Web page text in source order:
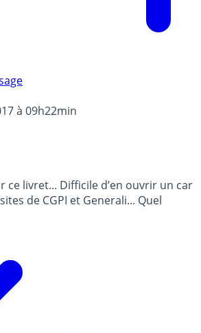
à 09h22min
ce livret... Difficile d’en ouvrir un car
de CGPI et Generali... Quel